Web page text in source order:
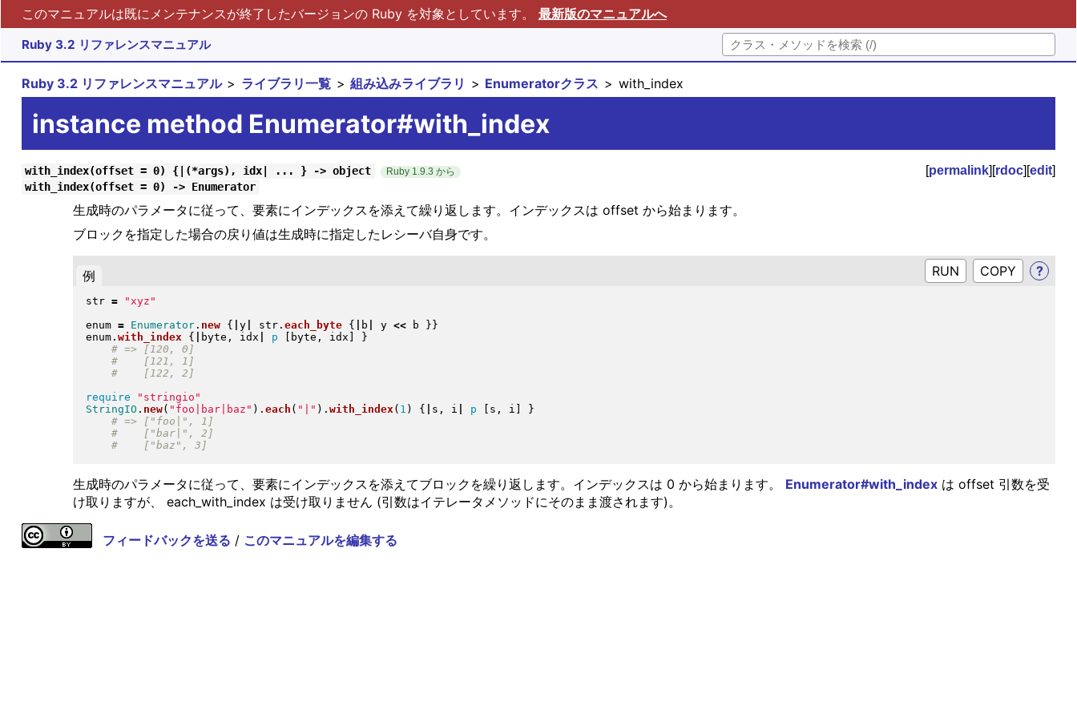
このマニュアルは既にメンテナンスが終了したバージョンの Ruby を対象としています。 最新版のマニュアルへ
Ruby 3.2 リファレンスマニュアル
Ruby 3.2 リファレンスマニュアル ライブラリ一覧 組み込みライブラリ Enumeratorクラス with_index
instance method Enumerator#with_index
with_index(offset = 0) {|(*args), idx| ... } -> object Ruby 1.9.3 から [permalink][rdoc][edit]
with_index(offset = 0) -> Enumerator
生成時のパラメータに従って、要素にインデックスを添えて繰り返します。インデックスは offset から始まります。
ブロックを指定した場合の戻り値は生成時に指定したレシーバ自身です。
例 RUN ?
str = "xyz "
enum = Enumerator. new { y| str. each_byte { b y << b } }
enum. with_index { byte, idx p byte, idx
}
require
" stringio "
StringIO . new( " foo|bar|baz " ) . each ( " " ) . with_index( 1 ) { s, i p s, i
}
生成時のパラメータに従って、要素にインデックスを添えてブロックを繰り返します。インデックスは 0 から始まります。 Enumerator#with_indexは offset 引数を受
け取りますが、 each_with_index は受け取りません (引数はイテレータメソッドにそのまま渡されます)。
フィードバックを送る / このマニュアルを編集する